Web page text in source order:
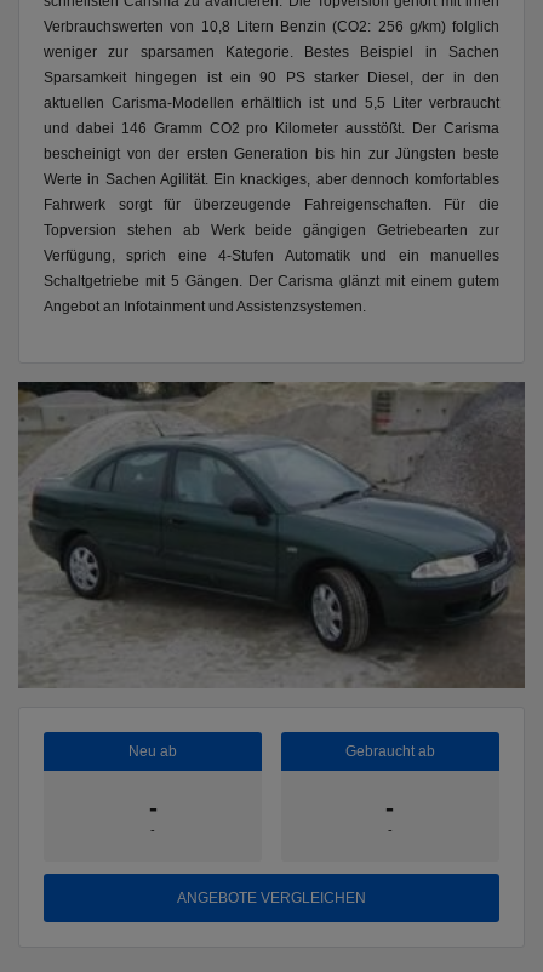
Verbrauchswerten von 10,8 Litern Benzin (CO2: 256 g/km) folglich
weniger zur sparsamen Kategorie. Bestes Beispiel in Sachen
Sparsamkeit hingegen ist ein 90 PS starker Diesel, der in den
aktuellen Carisma-Modellen erhältlich ist und 5,5 Liter verbraucht
und dabei 146 Gramm CO2 pro Kilometer ausstößt. Der Carisma
bescheinigt von der ersten Generation bis hin zur Jüngsten beste
Werte in Sachen Agilität. Ein knackiges, aber dennoch komfortables
Fahrwerk sorgt für überzeugende Fahreigenschaften. Für die
Topversion stehen ab Werk beide gängigen Getriebearten zur
Verfügung, sprich eine 4-Stufen Automatik und ein manuelles
Schaltgetriebe mit 5 Gängen. Der Carisma glänzt mit einem gutem
Angebot an Infotainment und Assistenzsystemen.
Neu ab
-
-
Gebraucht ab
-
-
ANGEBOTE VERGLEICHEN